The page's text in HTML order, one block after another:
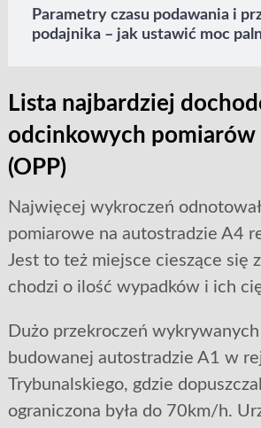
Parametry czasu podawania i
podajnika – jak ustawić moc
Lista najbardziej
odcinkowych pomiarów
(OPP)
Najwięcej wykroczeń
pomiarowe na autostradzie A4
Jest to też miejsce cieszące się
chodzi o ilość wypadków i ich
Dużo przekroczeń wykrywanych
budowanej autostradzie A1 w
Trybunalskiego, gdzie
ograniczona była do 70km/h.